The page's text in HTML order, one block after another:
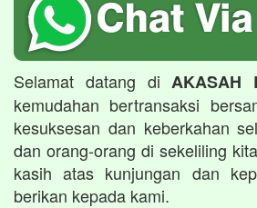
Selamat datang di AKASAH
kemudahan bertransaksi
kesuksesan dan keberkahan
dan orang-orang di sekeliling
kasih atas kunjungan dan
berikan kepada kami.